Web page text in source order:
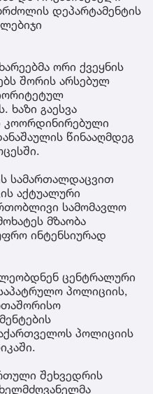
დეპარტამენტის
ორი ქვეყნის
შორის არსებულ
ხაზი გაესვა
კოორდინირებული
წინააღმდეგ
სამართალდაცვით
აქტუალური
სამომავლო
მზაობა
ინტენსიურად
ცენტრალური
პოლიციის,
პოლიციის
შეხვედრის